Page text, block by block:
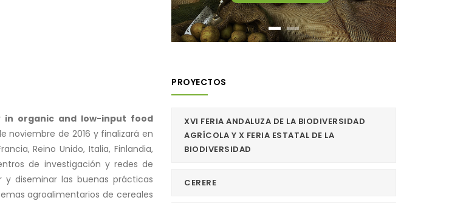
in organic and low-input food
noviembre de 2016 y finalizará en
Reino Unido, Italia, Finlandia,
de investigación y redes de
diseminar las buenas prácticas
agroalimentarios de cereales
PROYECTOS
XVI FERIA ANDALUZA DE LA BIODIVERSIDAD
AGRÍCOLA Y X FERIA ESTATAL DE LA
BIODIVERSIDAD
CERERE